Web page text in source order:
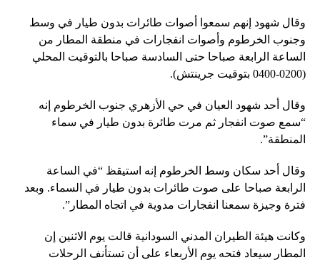
وقال شهود إنهم سمعوا أصوات طائرات بدون طيار في وسط
وجنوب الخرطوم وأصوات انفجارات في منطقة المطار من
الساعة الرابعة صباحا حتى السادسة صباحا بالتوقيت المحلي
(0200-0400 بتوقيت جرينتش).
وقال أحد شهود العيان في حي الأزهري جنوب الخرطوم إنه
“سمع صوت انفجار ثم مرت طائرة بدون طيار في سماء
المنطقة”.
وقال أحد سكان وسط الخرطوم إنه استيقظ “في الساعة
الرابعة صباحا على صوت طائرات بدون طيار في السماء. وبعد
فترة وجيزة سمعنا انفجارات مدوية في اتجاه المطار”.
وكانت هيئة الطيران المدني السودانية قالت يوم الاثنين إن
المطار سيعاد فتحه يوم الأربعاء على أن تستأنف الرحلات